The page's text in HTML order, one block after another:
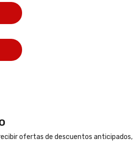
ofertas de descuentos anticipados,